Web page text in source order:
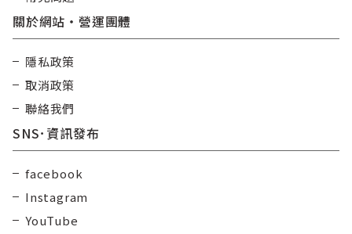
關於網站・營運團體
隱私政策
取消政策
聯絡我們
SNS･資訊發布
facebook
Instagram
YouTube